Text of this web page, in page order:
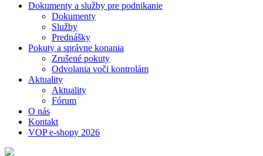
Dokumenty a služby pre podnikanie
Dokumenty
Služby
Prednášky
Pokuty a správne konania
Zrušené pokuty
Odvolania voči kontrolám
Aktuality
Aktuality
Fórum
O nás
Kontakt
VOP e-shopy 2026